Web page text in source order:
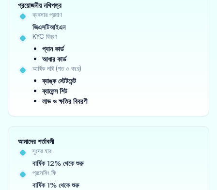
প্রয়োজনীয় নথিপত্র
ব্যবসার প্রমাণ
জিএসটিআইএন
KYC বিবরণ
প্যান কার্ড
আধার কার্ড
আর্থিক নথি (গত ৩ বছর)
ব্যাঙ্ক স্টেটমেন্ট
ব্যালেন্স শিট
লাভ ও ক্ষতির বিবরণী
আমাদের শর্তাবলী
সুদের হার
বার্ষিক 12% থেকে শুরু
প্রসেসিং ফি
বার্ষিক 1% থেকে শুরু